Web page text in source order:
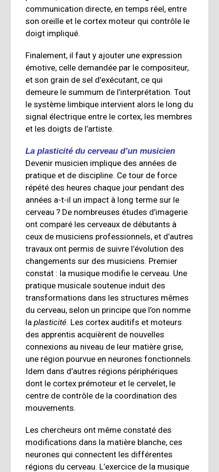
communication directe, en temps réel, entre
son oreille et le cortex moteur qui contrôle le
doigt impliqué.
Finalement, il faut y ajouter une expression
émotive, celle demandée par le compositeur,
et son grain de sel d’exécutant, ce qui
demeure le summum de l’interprétation. Tout
le système limbique intervient alors le long du
signal électrique entre le cortex, les membres
et les doigts de l’artiste.
La plasticité du cerveau d’un musicien
Devenir musicien implique des années de
pratique et de discipline. Ce tour de force
répété des heures chaque jour pendant des
années a-t-il un impact à long terme sur le
cerveau ? De nombreuses études d’imagerie
ont comparé les cerveaux de débutants à
ceux de musiciens professionnels, et d’autres
travaux ont permis de suivre l’évolution des
changements sur des musiciens. Premier
constat : la musique modifie le cerveau. Une
pratique musicale soutenue induit des
transformations dans les structures mêmes
du cerveau, selon un principe que l’on nomme
laplasticité. Les cortex auditifs et moteurs
des apprentis acquièrent de nouvelles
connexions au niveau de leur matière grise,
une région pourvue en neurones fonctionnels.
Idem dans d’autres régions périphériques
dont le cortex prémoteur et le cervelet, le
centre de contrôle de la coordination des
mouvements.
Les chercheurs ont même constaté des
modifications dans la matière blanche, ces
neurones qui connectent les différentes
régions du cerveau. L’exercice de la musique